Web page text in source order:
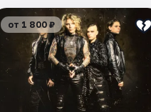
от 1 800 ₽